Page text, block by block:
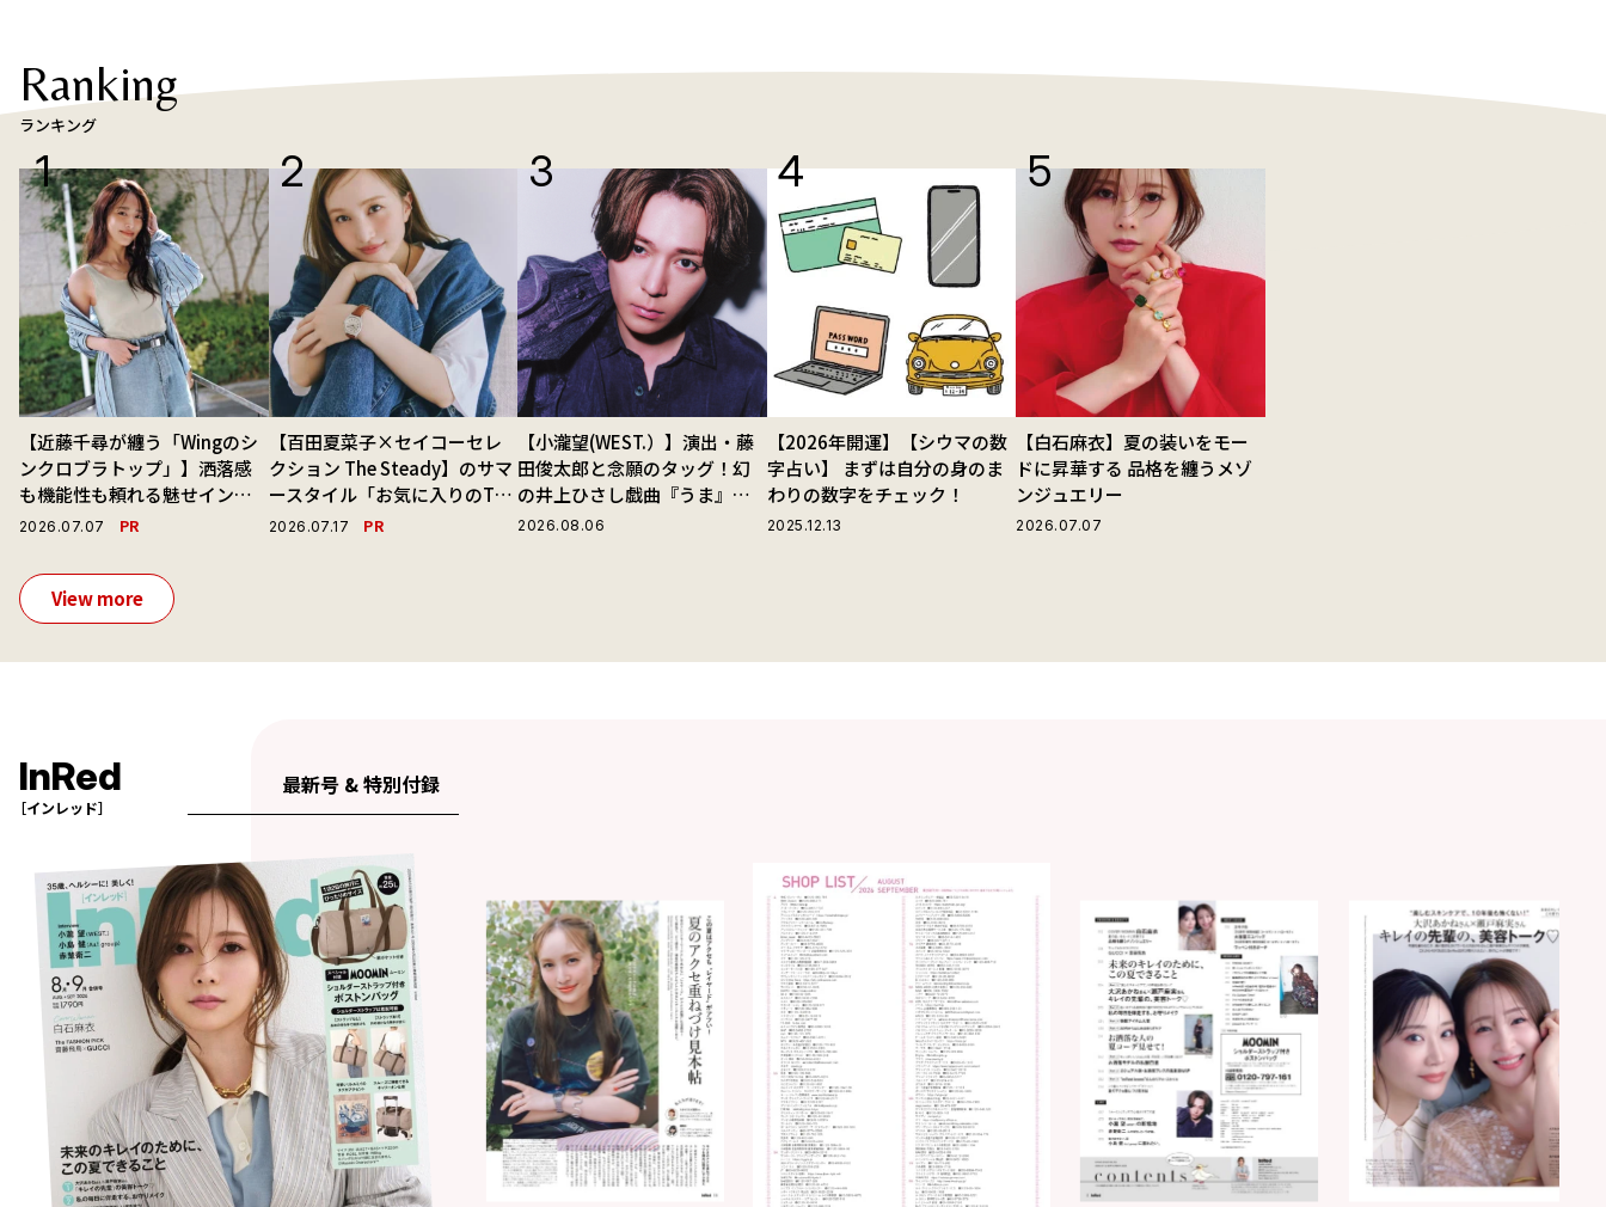
Ranking
ランキング
【近藤千尋が纏う「Wingのシ
ンクロブラトップ」】洒落感
も機能性も頼れる魅せインナ
ーで毎日を心地よくアプデ！
2026.07.07 PR
【百田夏菜子×セイコーセレ
クション The Steady】のサマ
ースタイル「お気に入りのTシ
ャツと最高の時計と。」
2026.07.17 PR
【小瀧望(WEST.）】演出・藤
田俊太郎と念願のタッグ！幻
の井上ひさし戯曲『うま』で
演じる“爽快な悪人”の魅力と
2026.08.06
【2026年開運】【シウマの数
字占い】 まずは自分の身のま
わりの数字をチェック！
2025.12.13
【白石麻衣】夏の装いをモー
ドに昇華する 品格を纏うメゾ
ンジュエリー
2026.07.07
View more
InRed
［インレッド］
最新号 & 特別付録